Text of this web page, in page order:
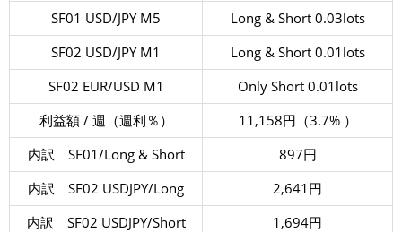
SF01 USD/JPY M5
Long & Short 0.03lots
SF02 USD/JPY M1
Long & Short 0.01lots
SF02 EUR/USD M1
Only Short 0.01lots
利益額 / 週（週利％）
11,158円（3.7% ）
内訳 SF01/Long & Short
897円
内訳 SF02 USDJPY/Long
2,641円
内訳 SF02 USDJPY/Short
1,694円